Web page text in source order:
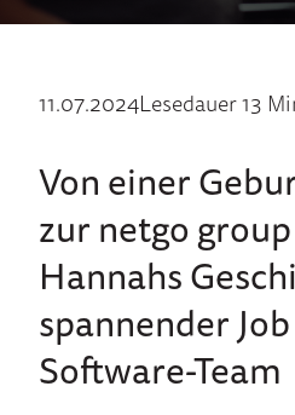
11.07.2024Lesedauer 13
Von ei­ner
zur netgo
Hannahs
span­nen­der
Soft­ware-Team